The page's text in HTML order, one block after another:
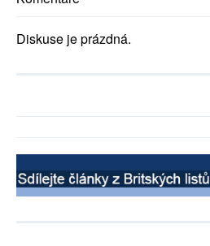
Diskuse je prázdná.